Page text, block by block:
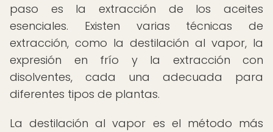
paso es la extracción de los aceites
esenciales. Existen varias técnicas de
extracción, como la destilación al vapor, la
expresión en frío y la extracción con
disolventes, cada una adecuada para
diferentes tipos de plantas.
La destilación al vapor es el método más